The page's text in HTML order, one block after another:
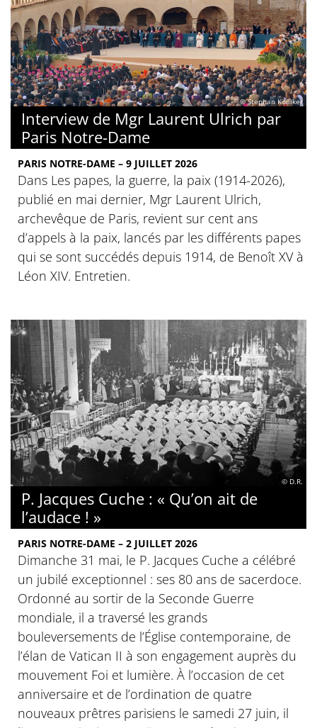
© Stephan Kölliker
Interview de Mgr Laurent Ulrich par
Paris Notre-Dame
PARIS NOTRE-DAME – 9 JUILLET 2026
Dans Les papes, la guerre, la paix (1914-2026),
publié en mai dernier, Mgr Laurent Ulrich,
archevêque de Paris, revient sur cent ans
d’appels à la paix, lancés par les différents papes
qui se sont succédés depuis 1914, de Benoît XV à
Léon XIV. Entretien.
© D.R.
P. Jacques Cuche : « Qu’on ait de
l’audace ! »
PARIS NOTRE-DAME – 2 JUILLET 2026
Dimanche 31 mai, le P. Jacques Cuche a célébré
un jubilé exceptionnel : ses 80 ans de sacerdoce.
Ordonné au sortir de la Seconde Guerre
mondiale, il a traversé les grands
bouleversements de l’Église contemporaine, de
l’élan de Vatican II à son engagement auprès du
mouvement Foi et lumière. À l’occasion de cet
anniversaire et de l’ordination de quatre
nouveaux prêtres parisiens le samedi 27 juin, il